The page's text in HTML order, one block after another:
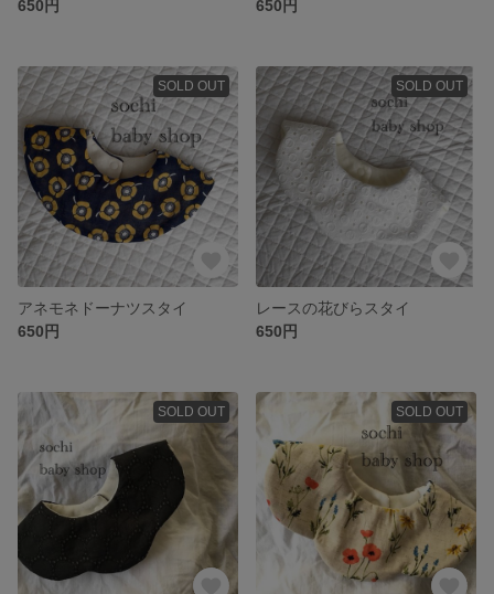
650円
650円
SOLD OUT
アネモネドーナツスタイ
650円
SOLD OUT
レースの花びらスタイ
650円
SOLD OUT SOLD OUT